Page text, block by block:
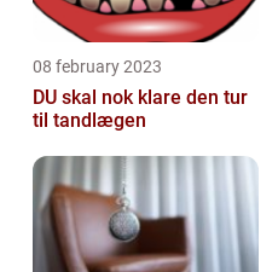
08 february 2023
DU skal nok klare den tur
til tandlægen